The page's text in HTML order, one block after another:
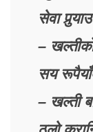
सेवा
– खल्तीको
सय
– खल्ती